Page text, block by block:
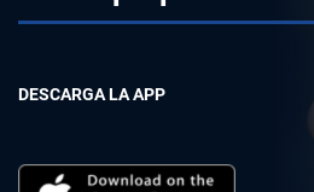
DESCARGA LA APP